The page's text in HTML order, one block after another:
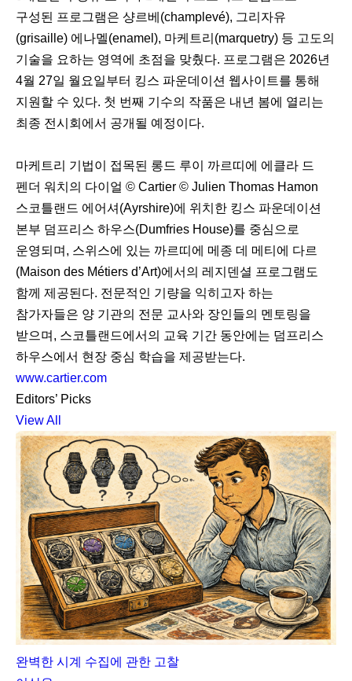
구성된 프로그램은 샹르베(champlevé), 그리자유
(grisaille) 에나멜(enamel), 마케트리(marquetry) 등 고도의
기술을 요하는 영역에 초점을 맞췄다. 프로그램은 2026년
4월 27일 월요일부터 킹스 파운데이션 웹사이트를 통해
지원할 수 있다. 첫 번째 기수의 작품은 내년 봄에 열리는
최종 전시회에서 공개될 예정이다.
마케트리 기법이 접목된 롱드 루이 까르띠에 에클라 드
펜더 워치의 다이얼 © Cartier © Julien Thomas Hamon
스코틀랜드 에어셔(Ayrshire)에 위치한 킹스 파운데이션
본부 덤프리스 하우스(Dumfries House)를 중심으로
운영되며, 스위스에 있는 까르띠에 메종 데 메티에 다르
(Maison des Métiers d’Art)에서의 레지덴셜 프로그램도
함께 제공된다. 전문적인 기량을 익히고자 하는
참가자들은 양 기관의 전문 교사와 장인들의 멘토링을
받으며, 스코틀랜드에서의 교육 기간 동안에는 덤프리스
하우스에서 현장 중심 학습을 제공받는다.
www.cartier.com
Editors’ Picks
View All
완벽한 시계 수집에 관한 고찰